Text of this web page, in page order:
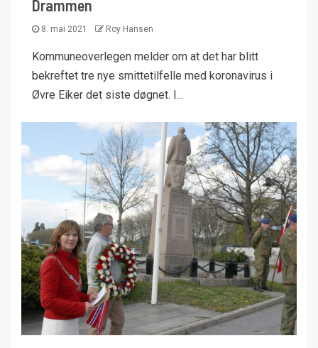
Drammen
8. mai 2021 Roy Hansen
Kommuneoverlegen melder om at det har blitt
bekreftet tre nye smittetilfelle med koronavirus i
Øvre Eiker det siste døgnet. I...